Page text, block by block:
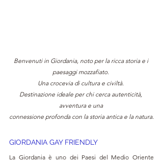
Benvenuti in Giordania, noto per la ricca storia e i
paesaggi mozzafiato.
Una crocevia di cultura e civiltà.
Destinazione ideale per chi cerca autenticità,
avventura e una
connessione profonda con la storia antica e la natura.
GIORDANIA GAY FRIENDLY
La Giordania è uno dei Paesi del Medio Oriente